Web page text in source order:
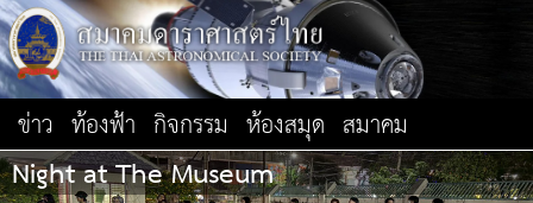
ข่าว ท้องฟ้า กิจกรรม ห้องสมุด สมาคม
Night at The Museum